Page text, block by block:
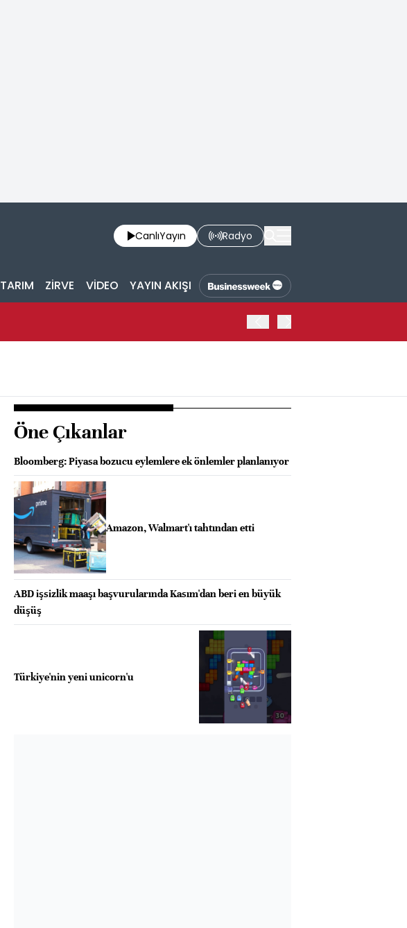
CanlıYayın Radyo
TARIM ZİRVE VİDEO YAYIN AKIŞI
Öne Çıkanlar
Bloomberg: Piyasa bozucu eylemlere ek önlemler planlanıyor
Amazon, Walmart'ı tahtından etti
ABD işsizlik maaşı başvurularında Kasım'dan beri en büyük
düşüş
Türkiye'nin yeni unicorn'u